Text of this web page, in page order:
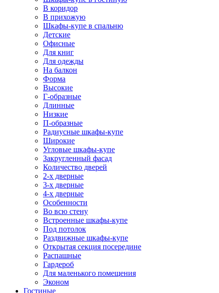
В коридор
В прихожую
Шкафы-купе в спальню
Детские
Офисные
Для книг
Для одежды
На балкон
Форма
Высокие
Г-образные
Длинные
Низкие
П-образные
Радиусные шкафы-купе
Широкие
Угловые шкафы-купе
Закругленный фасад
Количество дверей
2-х дверные
3-х дверные
4-х дверные
Особенности
Во всю стену
Встроенные шкафы-купе
Под потолок
Раздвижные шкафы-купе
Открытая секция посередине
Распашные
Гардероб
Для маленького помещения
Эконом
Гостиные